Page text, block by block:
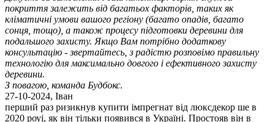
покриття залежить від багатьох факторів, таких як
кліматичні умови вашого регіону (багато опадів, багато
сонця, тощо), а також процесу підготовки деревини для
подальшого захисту. Якщо Вам потрібно додаткову
консультацію - звертайтесь, з радістю розповімо правильну
технологію для максимально довгого і ефективного захисту
деревини.
З повагою, команда Будбокс.
27-10-2024, Іван
перший раз ризикнув купити імпрегнат від люксдекор ше в
2020 роуі, як він тільки появився в Україні. Простояв він в